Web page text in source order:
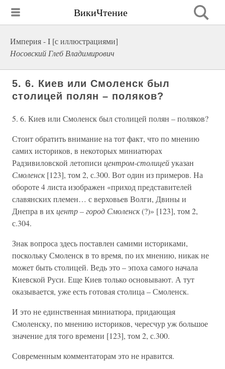
ВикиЧтение
Империя - I [с иллюстрациями]
Носовский Глеб Владимирович
5. 6. Киев или Смоленск был
столицей полян – поляков?
5. 6. Киев или Смоленск был столицей полян – поляков?
Стоит обратить внимание на тот факт, что по мнению
самих историков, в некоторых миниатюрах
Радзивиловской летописи центром-столицейуказан
Смоленск[123], том 2, с.300. Вот один из примеров. На
обороте 4 листа изображен «приход представителей
славянских племен… с верховьев Волги, Двины и
Днепра в ихцентр – город Смоленск(?)» [123], том 2,
с.304.
Знак вопроса здесь поставлен самими историками,
поскольку Смоленск в то время, по их мнению, никак не
может быть столицей. Ведь это – эпоха самого начала
Киевской Руси. Еще Киев только основывают. А тут
оказывается, уже есть готовая столица – Смоленск.
И это не единственная миниатюра, придающая
Смоленску, по мнению историков, чересчур уж большое
значение для того времени [123], том 2, с.300.
Современным комментаторам это не нравится.